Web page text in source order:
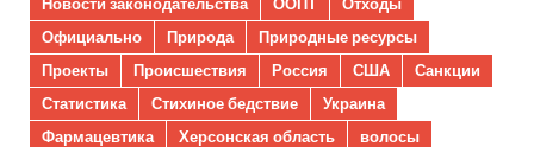
Официально
Природа
Природные ресурсы
Проекты
Происшествия Россия США
Санкции
Статистика
Стихиное бедствие
Украина
Фармацевтика
Херсонская область
волосы